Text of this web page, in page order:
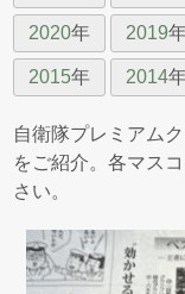
2020年 2019
2015年 2014
自衛隊プレミアム
をご紹介。各マス
さい。